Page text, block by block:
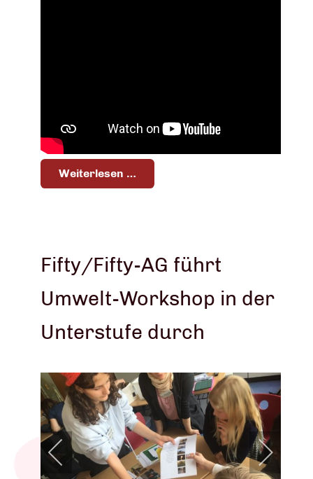
Weiterlesen …
Fifty/Fifty-AG führt
Umwelt-Workshop in der
Unterstufe durch